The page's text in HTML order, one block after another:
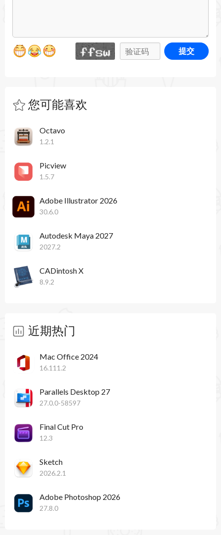
提交
您可能喜欢
Octavo
1.2.1
Picview
1.5.7
Adobe Illustrator 2026
30.6.0
Autodesk Maya 2027
2027.2
CADintosh X
8.9.2
近期热门
Mac Office 2024
16.111.2
Parallels Desktop 27
27.0.0-58597
Final Cut Pro
12.3
Sketch
2026.2.1
Adobe Photoshop 2026
27.8.0